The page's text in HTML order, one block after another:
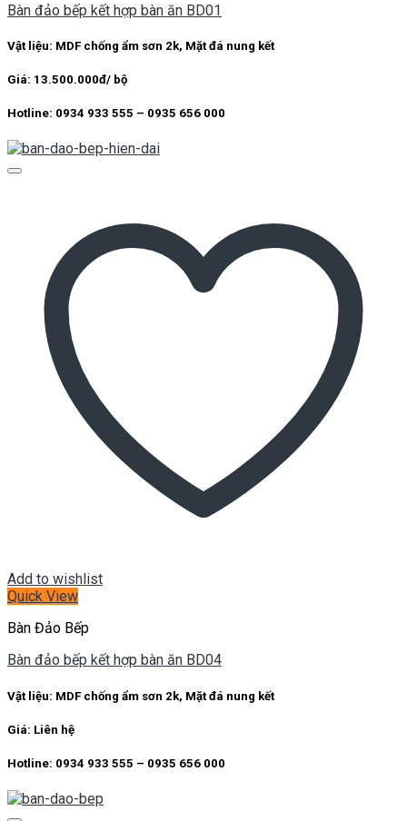
Bàn đảo bếp kết hợp bàn ăn BD01
Vật liệu: MDF chống ẩm sơn 2k, Mặt đá nung kết
Giá: 13.500.000đ/ bộ
Hotline: 0934 933 555 – 0935 656 000
Add to wishlist
Quick View
Bàn Đảo Bếp
Bàn đảo bếp kết hợp bàn ăn BD04
Vật liệu: MDF chống ẩm sơn 2k, Mặt đá nung kết
Giá: Liên hệ
Hotline: 0934 933 555 – 0935 656 000